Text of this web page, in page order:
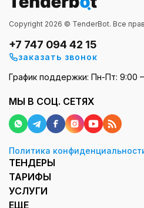
Copyright 2026 © TenderBot. Все
+7 747 094 42 15
заказать звонок
График поддержки: Пн-Пт: 9:00
МЫ В СОЦ. СЕТЯХ
Политика
ТЕНДЕРЫ
ТАРИФЫ
УСЛУГИ
ЕЩЕ